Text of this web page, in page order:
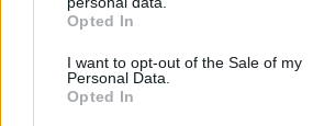
grant or deny consent to Google and its
use your data for below specified
consent section.
Opted In
I want to opt-out of the Sale of my
Personal Data.
Opted In